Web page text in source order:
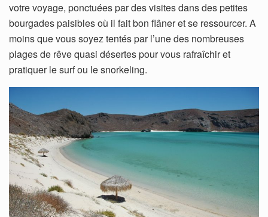
votre voyage, ponctuées par des visites dans des petites
bourgades paisibles où il fait bon flâner et se ressourcer. A
moins que vous soyez tentés par l’une des nombreuses
plages de rêve quasi désertes pour vous rafraîchir et
pratiquer le surf ou le snorkeling.